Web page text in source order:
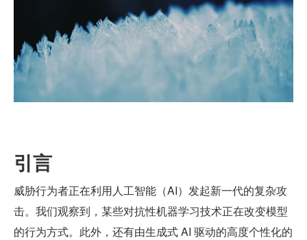
引言
威胁行为者正在利用人工智能（AI）发起新一代的复杂攻
击。我们观察到，某些对抗性机器学习技术正在改变模型
的行为方式。此外，还有由生成式 AI 驱动的高度个性化的